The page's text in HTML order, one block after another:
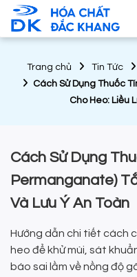
Trang chủ Tin Tức
Cách Sử Dụng Thuốc
Cho Heo: Liều
Cách Sử Dụng
Permanganate)
Và Lưu Ý An Toàn
Hướng dẫn chi tiết cách
heo để khử mùi, sát
báo sai lầm về nồng độ